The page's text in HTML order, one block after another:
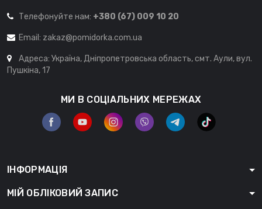
Телефонуйте нам: +380 (67) 009 10 20
Email: zakaz@pomidorka.com.ua
Адреса: Україна, Дніпропетровська область, смт. Аули, вул.
Пушкіна, 17
МИ В СОЦІАЛЬНИХ МЕРЕЖАХ
ІНФОРМАЦІЯ
МІЙ ОБЛІКОВИЙ ЗАПИС